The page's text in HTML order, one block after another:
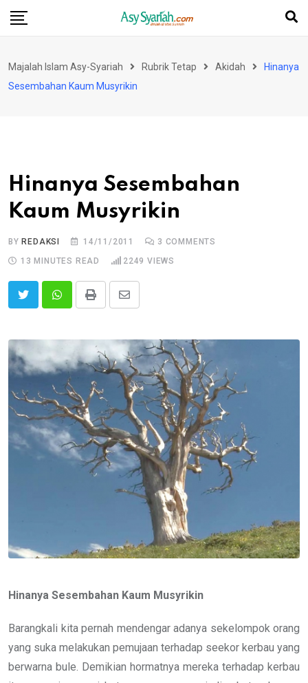
Skip
Majalah Islam Asy-Syariah Rubrik Tetap Akidah
Hinanya
Sesembahan Kaum Musyrikin
Hinanya Sesembahan
Kaum Musyrikin
BYREDAKSI 14/11/2011 3 COMMENTS
13 MINUTES READ
2249 VIEWS
Print
Share
Email
Hinanya Sesembahan Kaum Musyrikin
Barangkali kita pernah mendengar adanya sekelompok orang
yang suka melakukan pemujaan terhadap seekor kerbau yang
berwarna bule. Demikian hormatnya mereka terhadap kerbau